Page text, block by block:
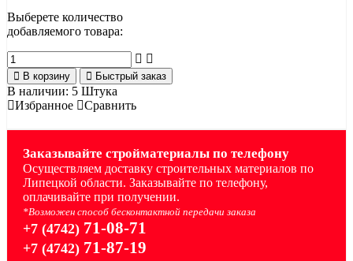
Выберете количество
добавляемого товара:
В корзину Быстрый заказ
В наличии: 5 Штука
Избранное
Сравнить
Заказывайте стройматериалы по телефону
Осуществляем доставку строительных материалов по
Липецкой области. Заказывайте по телефону,
оплачивайте при получении.
*Возможен способ бесконтактной передачи заказа
+7 (4742) 71-08-71
+7 (4742) 71-87-19